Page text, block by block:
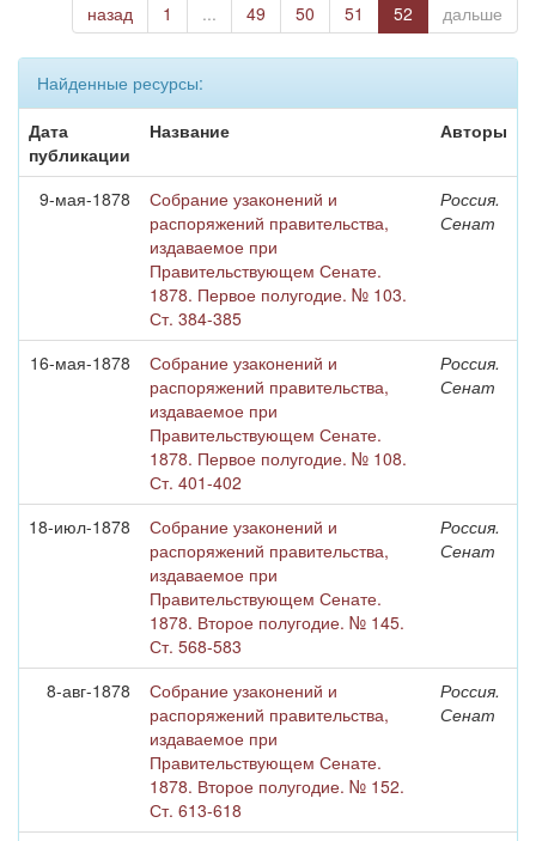
назад 1 ... 49 50 51 52 дальше
Найденные ресурсы:
Дата
публикации
Название Авторы
9-мая-1878
Собрание узаконений и
распоряжений правительства,
издаваемое при
Правительствующем Сенате.
1878. Первое полугодие. № 103.
Ст. 384-385
Россия.
Сенат
16-мая-1878
Собрание узаконений и
распоряжений правительства,
издаваемое при
Правительствующем Сенате.
1878. Первое полугодие. № 108.
Ст. 401-402
Россия.
Сенат
18-июл-1878
Собрание узаконений и
распоряжений правительства,
издаваемое при
Правительствующем Сенате.
1878. Второе полугодие. № 145.
Ст. 568-583
Россия.
Сенат
8-авг-1878
Собрание узаконений и
распоряжений правительства,
издаваемое при
Правительствующем Сенате.
1878. Второе полугодие. № 152.
Ст. 613-618
Россия.
Сенат